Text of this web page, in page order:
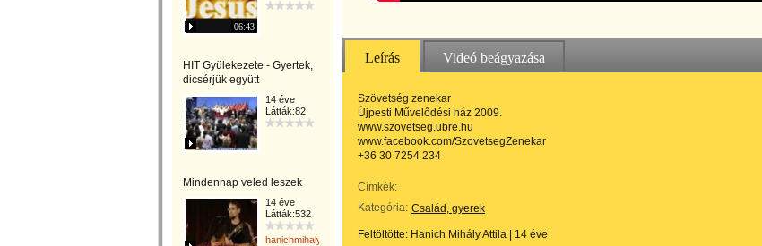
06:43
HIT Gyülekezete - Gyertek,
dicsérjük együtt
14 éve
Látták:82
Mindennap veled leszek
14 éve
Látták:532
hanichmihalyattila
Leírás Videó beágyazása
Szövetség zenekar
Újpesti Művelődési ház 2009.
www.szovetseg.ubre.hu
www.facebook.com/SzovetsegZenekar
+36 30 7254 234
Címkék:
Kategória: Család, gyerek
Feltöltötte: Hanich Mihály Attila 14 éve